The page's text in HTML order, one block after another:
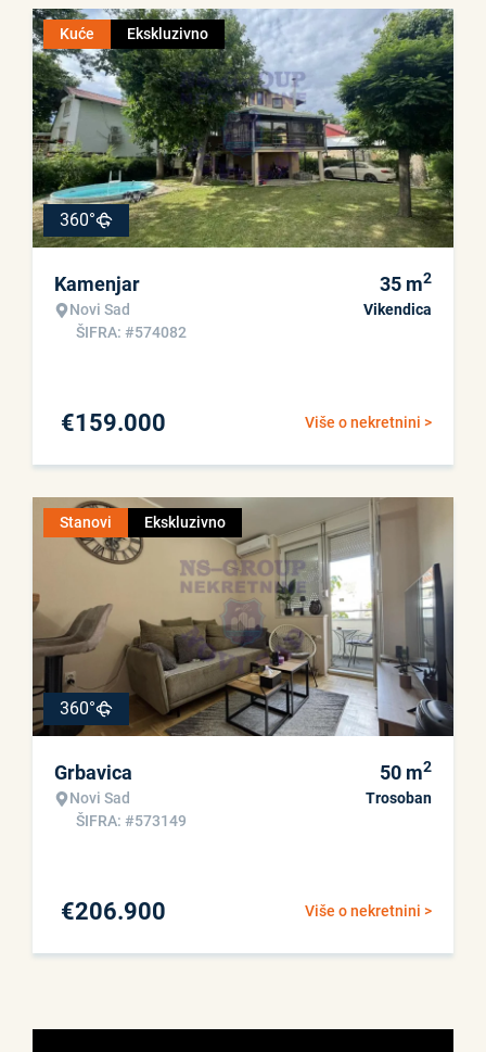
Kuće Ekskluzivno
360°
Kamenjar
Novi Sad
ŠIFRA: #574082
35 m2
Vikendica
Više o nekretnini >
€159.000
Stanovi Ekskluzivno
360°
Grbavica
Novi Sad
ŠIFRA: #573149
50 m2
Trosoban
Više o nekretnini >
€206.900